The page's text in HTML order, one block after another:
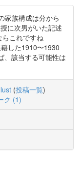
家族構成は分から
に次男がいた記述
らこれですね
した1910〜1930
、該当する可能性は
(投稿一覧)
ク (1)